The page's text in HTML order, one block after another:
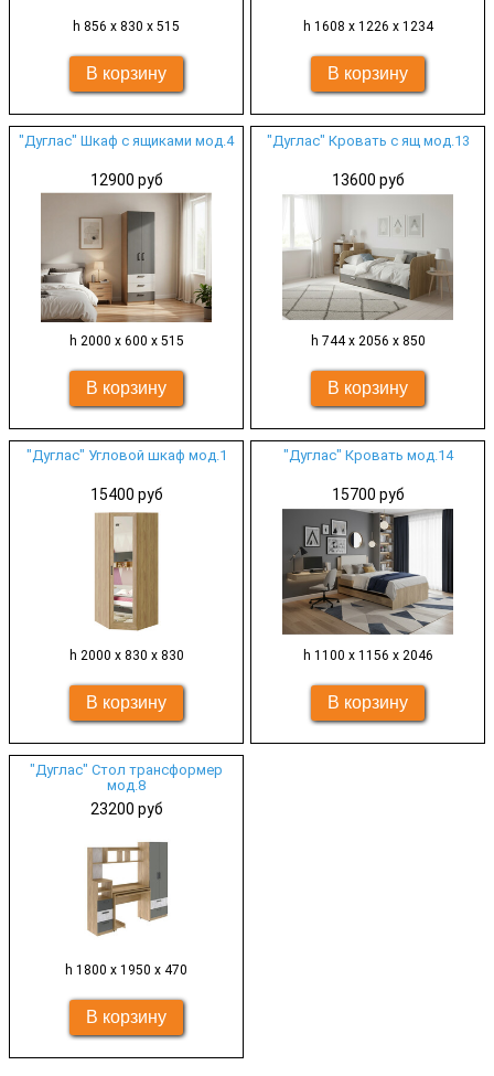
h 856 х 830 х 515 h 1608 х 1226 х 1234
"Дуглас" Шкаф с ящиками мод.4
12900 руб
h 2000 х 600 х 515
"Дуглас" Кровать с ящ мод.13
13600 руб
h 744 х 2056 х 850
"Дуглас" Угловой шкаф мод.1
15400 руб
h 2000 х 830 х 830
"Дуглас" Кровать мод.14
15700 руб
h 1100 х 1156 х 2046
"Дуглас" Стол трансформер
мод.8
23200 руб
h 1800 х 1950 х 470